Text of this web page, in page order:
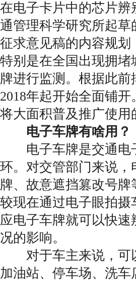
在电子卡片中的芯片辨
通管理科学研究所起
征求意见稿的内容规划
特别是在全国出现拥
牌进行监测。根据此
2018年起开始全面铺
将大面积普及推广使用
电子车牌有啥用？
电子车牌是交通电
环。对交管部门来说
牌、故意遮挡篡改号
较现在通过电子眼拍
应电子车牌就可以快
况的影响。
对于车主来说，可
加油站、停车场、洗